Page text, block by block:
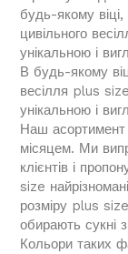
будь-якому
цивільного
унікальною і
В будь-якому
весілля plus
унікальною і
Наш асортимент
місяцем. Ми
клієнтів і
size
розміру plus
обирають сукні
Кольори таких